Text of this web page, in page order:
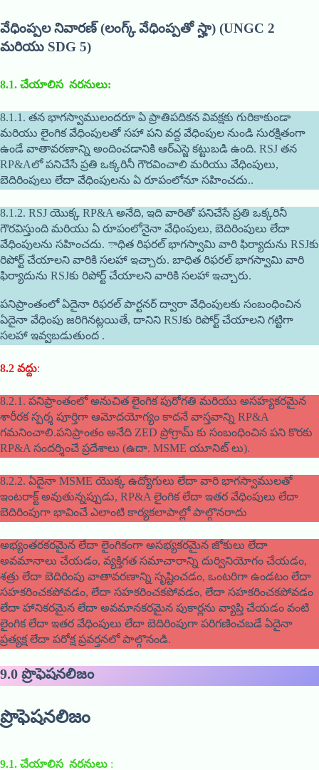
వేధింప్పల నివారణ్ (లంగ్క్ వేధింప్పతో స్హా) (UNGC 2
మరియు SDG 5)
8.1. చేయాలిస నరనులు:
8.1.1. తన భాగస్వాములందరూ ఏ ప్రాతిపదికన వివక్షకు గురికాకుండా
మరియు లైంగిక వేధింపులతో సహా పని వద్ద వేధింపుల నుండి సురక్షితంగా
ఉండే వాతావరణాన్ని అందించడానికి ఆర్ఎస్జె కట్టుబడి ఉంది. RSJ తన
RP&Aలో పనిచేసే ప్రతి ఒక్కరినీ గౌరవించాలి మరియు వేధింపులు,
బెదిరింపులు లేదా వేధింపులను ఏ రూపంలోనూ సహించదు..
8.1.2. RSJ యొక్క RP&A అనేది, ఇది వారితో పనిచేసే ప్రతి ఒక్కరినీ
గౌరవిస్తుంది మరియు ఏ రూపంలోనైనా వేధింపులు, బెదిరింపులు లేదా
వేధింపులను సహించదు. ాధిత రిఫరల్ భాగస్వామి వారి ఫిర్యాదును RSJకు
రిపోర్ట్ చేయాలని వారికి సలహా ఇచ్చారు. బాధిత రిఫరల్ భాగస్వామి వారి
ఫిర్యాదును RSJకు రిపోర్ట్ చేయాలని వారికి సలహా ఇచ్చారు.
పనిప్రాంతంలో ఏదైనా రిఫరల్ పార్టనర్ ద్వారా వేధింపులకు సంబంధించిన
ఏదైనా వేధింపు జరిగినట్లయితే, దానిని RSJకు రిపోర్ట్ చేయాలని గట్టిగా
సలహా ఇవ్వబడుతుంద .
8.2 వద్దు:
8.2.1. పనిప్రాంతంలో అనుచిత లైంగిక పురోగతి మరియు అసహ్యకరమైన
శారీరక స్పర్శ పూర్తిగా ఆమోదయోగ్యం కాదనే వాస్తవాన్ని RP&A
గమనించాలి.పనిప్రాంతం అనేది ZED ప్రోగ్రామ్ కు సంబంధించిన పని కొరకు
RP&A సందర్శించే ప్రదేశాలు (ఉదా. MSME యూనిట్ లు).
8.2.2. ఏదైనా MSME యొక్క ఉద్యోగులు లేదా వారి భాగస్వాములతో
ఇంటరాక్ట్ అవుతున్నప్పుడు, RP&A లైంగిక లేదా ఇతర వేధింపులు లేదా
బెదిరింపుగా భావించే ఎలాంటి కార్యకలాపాల్లో పాల్గొనరాదు
అభ్యంతరకరమైన లేదా లైంగికంగా అసభ్యకరమైన జోకులు లేదా
అవమానాలు చేయడం, వ్యక్తిగత సమాచారాన్ని దుర్వినియోగం చేయడం,
శత్రు లేదా బెదిరింపు వాతావరణాన్ని సృష్టించడం, ఒంటరిగా ఉండటం లేదా
సహకరించకపోవడం, లేదా సహకరించకపోవడం, లేదా సహకరించకపోవడం
లేదా హానికరమైన లేదా అవమానకరమైన పుకార్లను వ్యాప్తి చేయడం వంటి
లైంగిక లేదా ఇతర వేధింపులు లేదా బెదిరింపుగా పరిగణించబడే ఏదైనా
ప్రత్యక్ష లేదా పరోక్ష ప్రవర్తనలో పాల్గొనండి.
9.0 ప్రొఫెషనలిజం
ప్రొఫెషనలిజం
9.1. చేయాలిస నరనులు :